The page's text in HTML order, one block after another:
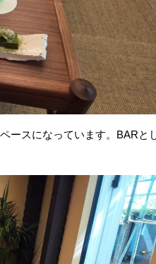
ースになっています。BARと